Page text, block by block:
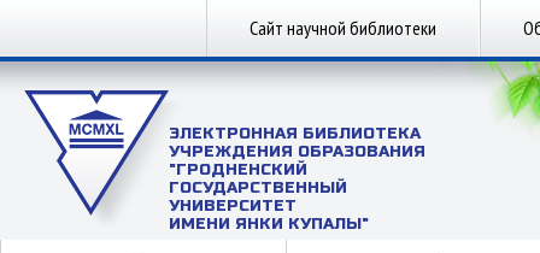
Сайт научной библиотеки
ЭЛЕКТРОННАЯ БИБЛИОТЕКА
УЧРЕЖДЕНИЯ ОБРАЗОВАНИЯ
"ГРОДНЕНСКИЙ
ГОСУДАРСТВЕННЫЙ
УНИВЕРСИТЕТ
ИМЕНИ ЯНКИ КУПАЛЫ"